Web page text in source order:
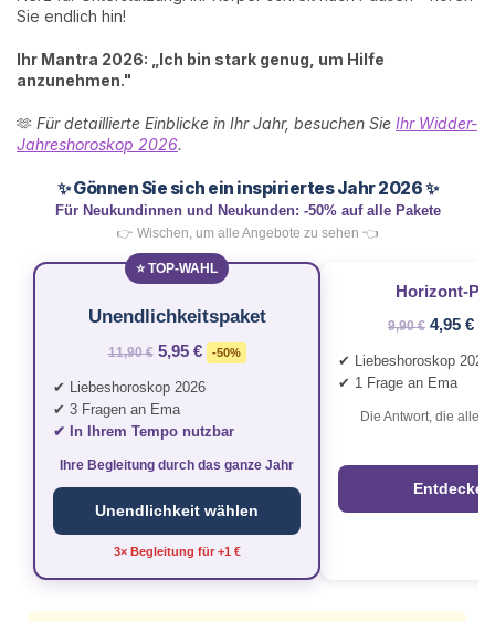
Sie endlich hin!
Ihr Mantra 2026: „Ich bin stark genug, um Hilfe
anzunehmen."
🫶 Für detaillierte Einblicke in Ihr Jahr, besuchen Sie Ihr Widder-
Jahreshoroskop 2026.
✨ Gönnen Sie sich ein inspiriertes Jahr 2026 ✨
Für Neukundinnen und Neukunden: -50% auf alle Pakete
👉 Wischen, um alle Angebote zu sehen 👈
⭐ TOP-WAHL
Unendlichkeitspaket
11,90 € 5,95 € -50%
✔ Liebeshoroskop 2026
✔ 3 Fragen an Ema
✔ In Ihrem Tempo nutzbar
Ihre Begleitung durch das ganze Jahr
Unendlichkeit wählen
3× Begleitung für +1 €
9,90 € 4,95 €
✔ Liebeshoroskop 2026
✔ 1 Frage an Ema
Die Antwort, die alles
Entdecken